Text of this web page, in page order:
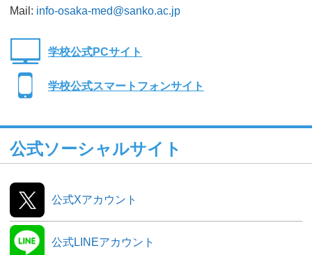
Mail: info-osaka-med@sanko.ac.jp
学校公式PCサイト
学校公式スマートフォンサイト
公式ソーシャルサイト
公式Xアカウント
公式LINEアカウント